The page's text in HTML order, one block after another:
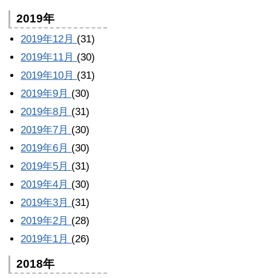
2019年
2019年12月 (31)
2019年11月 (30)
2019年10月 (31)
2019年9月 (30)
2019年8月 (31)
2019年7月 (30)
2019年6月 (30)
2019年5月 (31)
2019年4月 (30)
2019年3月 (31)
2019年2月 (28)
2019年1月 (26)
2018年